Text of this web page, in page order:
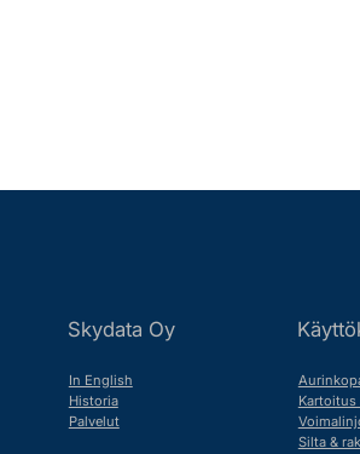
Skydata Oy
In English
Historia
Palvelut
Kartoitus
Silta &